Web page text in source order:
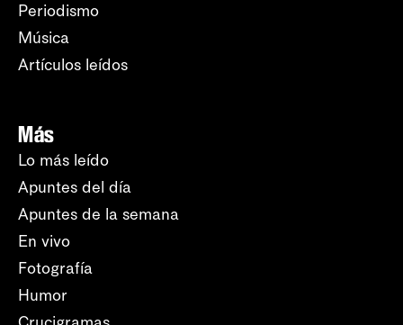
Periodismo
Música
Artículos leídos
Más
Lo más leído
Apuntes del día
Apuntes de la semana
En vivo
Fotografía
Humor